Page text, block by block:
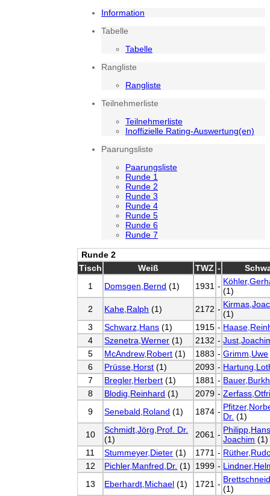
Information
Tabelle
Tabelle
Rangliste
Rangliste
Teilnehmerliste
Teilnehmerliste
Inoffizielle Rating-Auswertung(en)
Paarungsliste
Paarungsliste
Runde 1
Runde 2
Runde 3
Runde 4
Runde 5
Runde 6
Runde 7
Runde 2
Tisch
Weiß TWZ -
1
Domsgen,Bernd (1) 1931 - (1)
2
Kahe,Ralph (1) 2172 - (1)
3
Schwarz,Hans (1) 1915 -
4
Szenetra,Werner (1) 2132 -
5
McAndrew,Robert (1) 1883 - Grimm,Uwe
6
Prüsse,Horst (1) 2093 -
7
Bregler,Herbert (1) 1881 -
8
Blodig,Reinhard (1) 2079 -
9
Senebald,Roland (1) 1874 - Dr. (1)
10
Schmidt,Jörg,Prof. Dr.
(1)
2061 - Joachim (1)
11
Stummeyer,Dieter (1) 1771 -
12
Pichler,Manfred,Dr. (1) 1999 -
13
Eberhardt,Michael (1) 1721 - (1)